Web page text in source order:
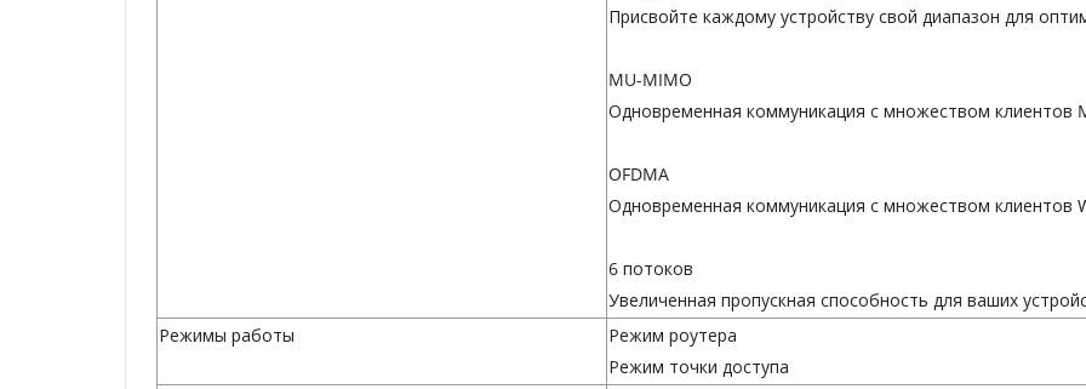
Присвойте каждому устройству свой диапазон для
MU-MIMO
Одновременная коммуникация с множеством клиентов
OFDMA
Одновременная коммуникация с множеством клиентов
6 потоков
Увеличенная пропускная способность для ваших
Режимы работы
Режим роутера
Режим точки доступа